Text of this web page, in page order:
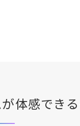
体感できる